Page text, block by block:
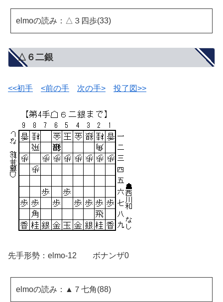
elmoの読み：△３四歩(33)
△６二銀
<<初手 <前の手 次の手> 投了図>>
先手形勢：elmo-12 ボナンザ0
elmoの読み：▲７七角(88)